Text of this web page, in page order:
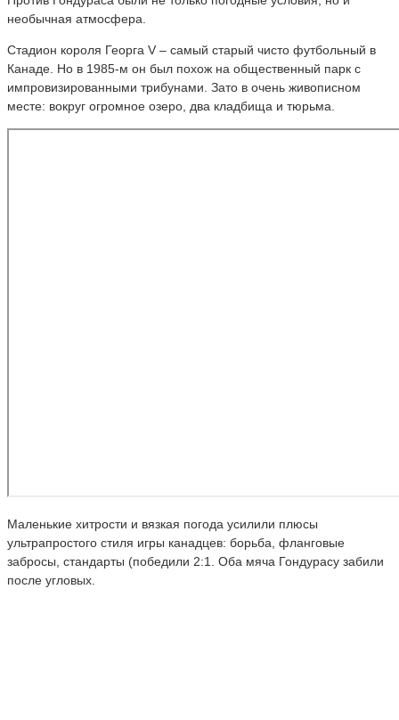
необычная атмосфера.
Стадион короля Георга V – самый старый чисто футбольный в
Канаде. Но в 1985-м он был похож на общественный парк с
импровизированными трибунами. Зато в очень живописном
месте: вокруг огромное озеро, два кладбища и тюрьма.
Маленькие хитрости и вязкая погода усилили плюсы
ультрапростого стиля игры канадцев: борьба, фланговые
забросы, стандарты (победили 2:1. Оба мяча Гондурасу забили
после угловых.